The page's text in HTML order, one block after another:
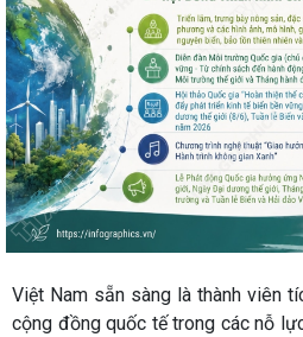
Việt Nam sẵn sàng là thành viên
cộng đồng quốc tế trong các nỗ